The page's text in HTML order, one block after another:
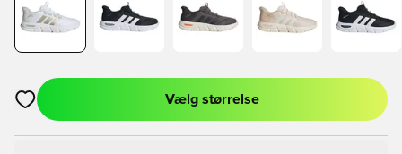
Åbner en Modal til at logge ind eller tilmelde dig som medlem
Vælg størrelse